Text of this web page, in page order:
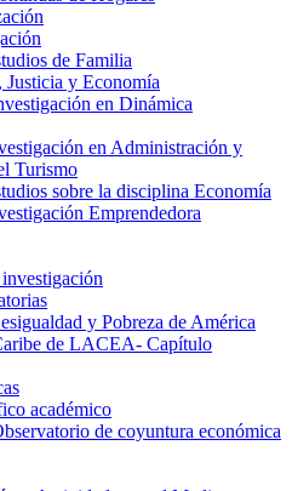
de Familia
Justicia y Economía
en Dinámica
en Administración y
Turismo
sobre la disciplina Economía
Emprendedora
y Pobreza de América
de LACEA- Capítulo
académico
de coyuntura económica